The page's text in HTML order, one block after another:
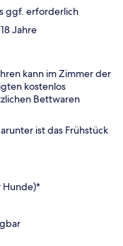
ggf. erforderlich
Jahre
kann im Zimmer der
kostenlos
Bettwaren
ist das Frühstück
Hunde)*